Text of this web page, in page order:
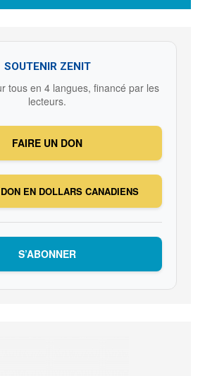
SOUTENIR ZENIT
tous en 4 langues, financé par les
lecteurs.
FAIRE UN DON
EN DOLLARS CANADIENS
S’ABONNER